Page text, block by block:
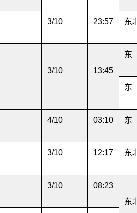
3/10 23:57 东
3/10 13:45
东
东
4/10 03:10 东
3/10 12:17 东
3/10
08:23
东